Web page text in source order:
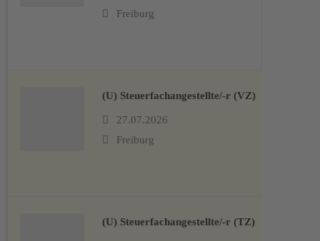
Freiburg
(U) Steuerfachangestellte/-r (VZ)
27.07.2026
Freiburg
(U) Steuerfachangestellte/-r (TZ)